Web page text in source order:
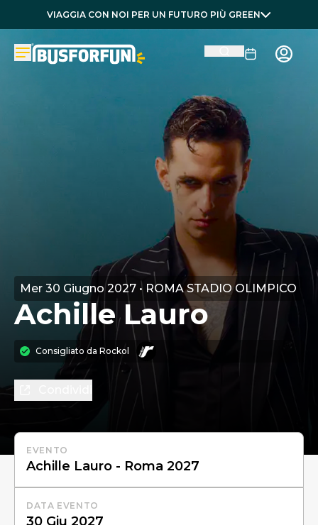
VIAGGIA CON NOI PER UN FUTURO PIÙ GREEN
Mer 30 Giugno 2027 • ROMA STADIO OLIMPICO
Achille Lauro
Consigliato da Rockol
EVENTO
DATA EVENTO